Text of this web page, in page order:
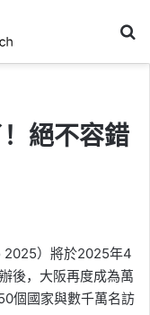
絕不容錯
2025）將於2025年4
後，大阪再度成為萬
個國家與數千萬名訪